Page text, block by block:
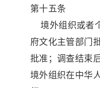
第十五条
境外组织或者
府文化主管部门
批准；调查结束
境外组织在中华